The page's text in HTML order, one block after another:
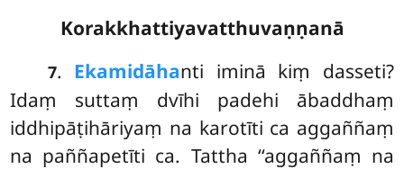
Korakkhattiyavatthuvaṇṇanā
7. Ekamidāhanti iminā kiṃ dasseti?
Idaṃ suttaṃ dvīhi padehi ābaddhaṃ
iddhipāṭihāriyaṃ na karotīti ca aggaññaṃ
na paññapetīti ca. Tattha ‘‘aggaññaṃ na